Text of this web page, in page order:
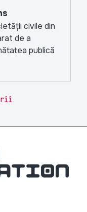
civile din
de a
publică